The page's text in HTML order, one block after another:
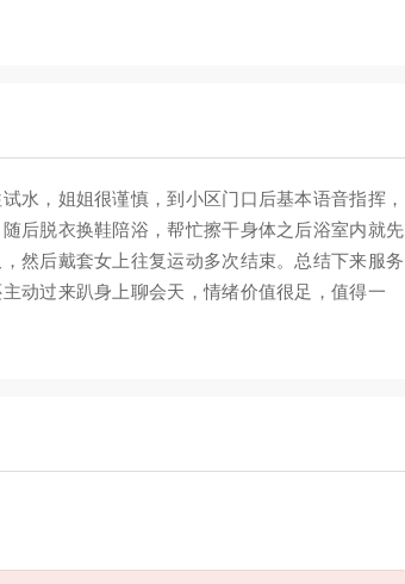
水，姐姐很谨慎，到小区门口后基本语音指挥，
后脱衣换鞋陪浴，帮忙擦干身体之后浴室内就先
然后戴套女上往复运动多次结束。总结下来服务
动过来趴身上聊会天，情绪价值很足，值得一